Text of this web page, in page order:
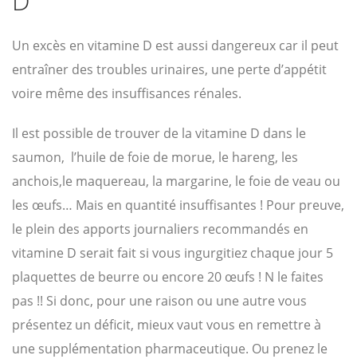
Un excès en vitamine D est aussi dangereux car il peut
entraîner des troubles urinaires, une perte d’appétit
voire même des insuffisances rénales.
Il est possible de trouver de la vitamine D dans le
saumon, l’huile de foie de morue, le hareng, les
anchois,le maquereau, la margarine, le foie de veau ou
les œufs… Mais en quantité insuffisantes ! Pour preuve,
le plein des apports journaliers recommandés en
vitamine D serait fait si vous ingurgitiez chaque jour 5
plaquettes de beurre ou encore 20 œufs ! N le faites
pas !! Si donc, pour une raison ou une autre vous
présentez un déficit, mieux vaut vous en remettre à
une supplémentation pharmaceutique. Ou prenez le